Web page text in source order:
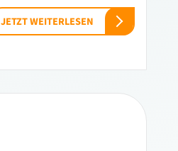
JETZT WEITERLESEN